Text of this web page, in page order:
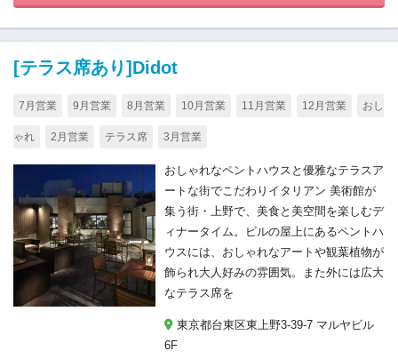
[テラス席あり]Didot
7月営業 9月営業 8月営業 10月営業 11月営業 12月営業 おし
ゃれ 2月営業 テラス席 3月営業
おしゃれなペントハウスと優雅なテラスア
ートな街でこだわりイタリアン 美術館が
集う街・上野で、美食と美空間を楽しむデ
ィナータイム。ビルの屋上にあるペントハ
ウスには、おしゃれなアートや観葉植物が
飾られ大人好みの雰囲気。また外には広大
なテラス席を
東京都台東区東上野3-39-7 マルヤビル
6F